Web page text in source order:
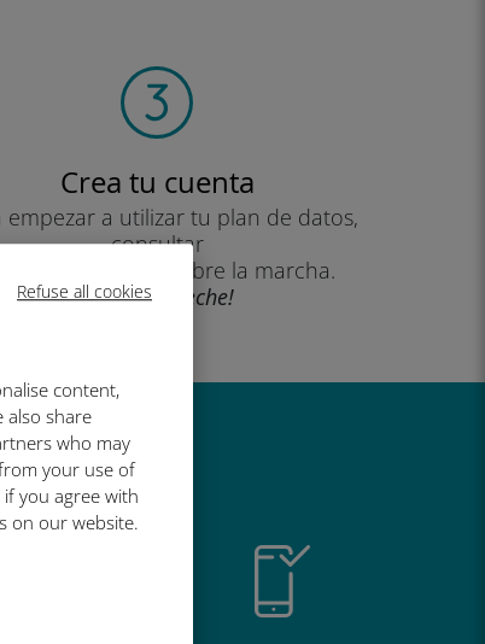
Refuse all cookies
content,
also share
who may
your use of
you agree with
on our website.
Crea tu cuenta
empezar a utilizar tu plan de datos,
consultar
saldo y recargar sobre la marcha.
¡Que aproveche!
Ubigi